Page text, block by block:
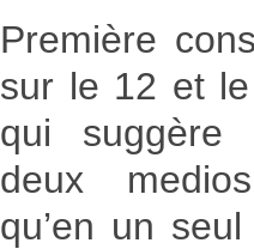
Première
sur le 12 et
qui suggère
deux
qu’en un